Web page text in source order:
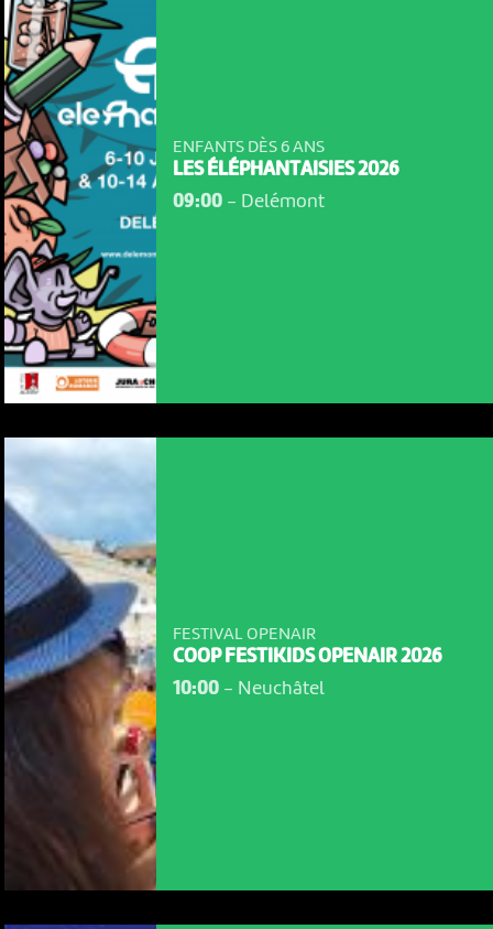
NOUS UTILISONS DES COOKIES
En poursuivant votre navigation sur le culturoscoPe site vous
consentez à l’utilisation de cookies. Les cookies nous
permettent d'analyser le trafic, d’affiner les contenus mis à
votre disposition et renseigner les acteurs·trices culturel·le·s sur
l'intérêt porté à leurs événements.
ENFANTS DÈS 6 ANS
LES ÉLÉPHANTAISIES 2026
09:00- Delémont
FESTIVAL OPENAIR
COOP FESTIKIDS OPENAIR 2026
10:00- Neuchâtel